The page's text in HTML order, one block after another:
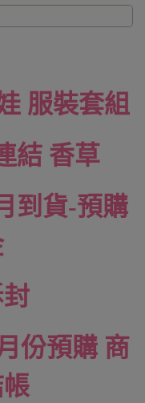
服裝套組
結 香草
到貨-預購
份預購 商